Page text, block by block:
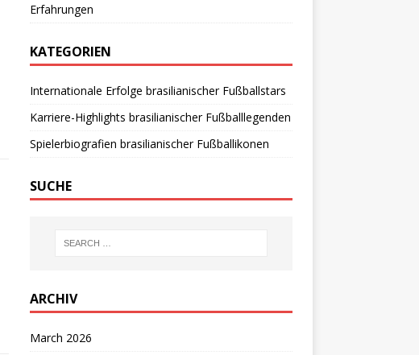
Erfahrungen
KATEGORIEN
Internationale Erfolge brasilianischer Fußballstars
Karriere-Highlights brasilianischer Fußballlegenden
Spielerbiografien brasilianischer Fußballikonen
SUCHE
ARCHIV
March 2026